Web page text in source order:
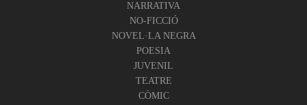
NARRATIVA
NO-FICCIÓ
NOVEL·LA NEGRA
POESIA
JUVENIL
TEATRE
CÒMIC